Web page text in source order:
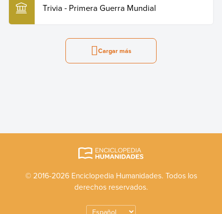
Trivia - Primera Guerra Mundial
Cargar más
© 2016-2026 Enciclopedia Humanidades. Todos los
derechos reservados.